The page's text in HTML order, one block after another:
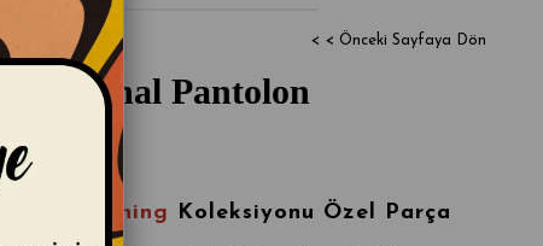
< < Önceki Sayfaya Dön
Original Pantolon
Clothing Koleksiyonu Özel Parça